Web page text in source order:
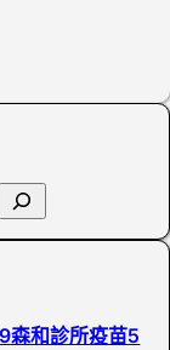
森和診所疫苗5